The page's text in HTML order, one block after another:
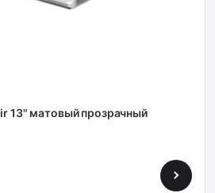
13" матовый прозрачный